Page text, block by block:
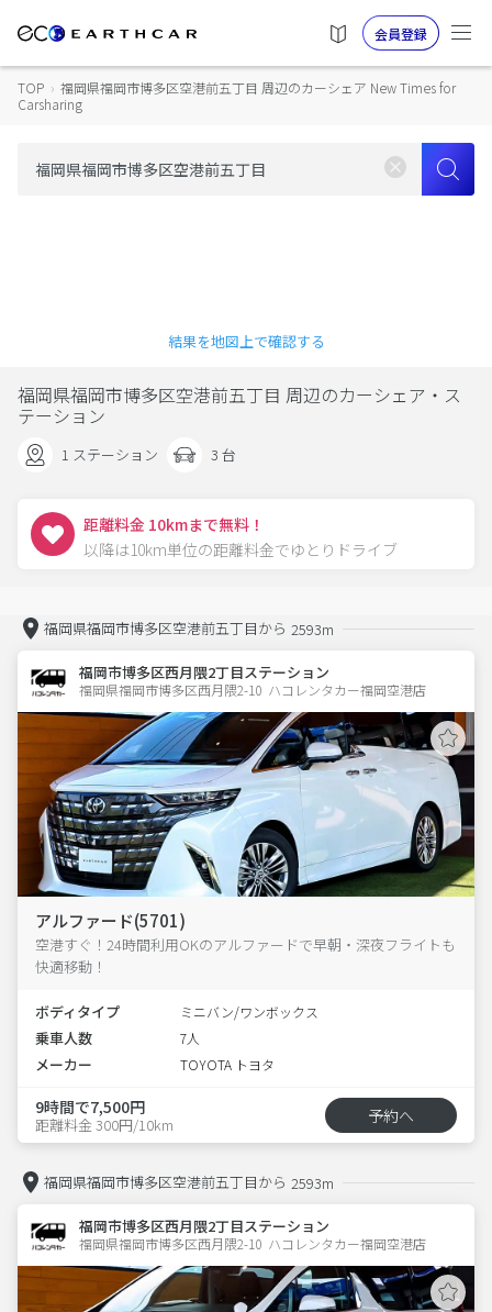
会員登録
TOP › 福岡県福岡市博多区空港前五丁目 周辺のカーシェア New Times for
Carsharing
結果を地図上で確認する
福岡県福岡市博多区空港前五丁目 周辺のカーシェア・ス
テーション
1 ステーション 3 台
距離料金 10kmまで無料！
以降は10km単位の距離料金でゆとりドライブ
福岡県福岡市博多区空港前五丁目から 2593m
福岡市博多区西月隈2丁目ステーション
福岡県福岡市博多区西月隈2-10  ハコレンタカー福岡空港店
アルファード(5701)
空港すぐ！24時間利用OKのアルファードで早朝・深夜フライトも
快適移動！
ボディタイプ ミニバン/ワンボックス
乗車人数 7人
メーカー TOYOTA トヨタ
9時間で7,500円
距離料金 300円/10km 予約へ
福岡県福岡市博多区空港前五丁目から 2593m
福岡市博多区西月隈2丁目ステーション
福岡県福岡市博多区西月隈2-10  ハコレンタカー福岡空港店